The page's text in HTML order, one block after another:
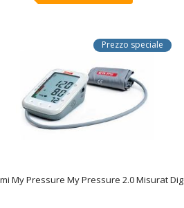
Prezzo speciale
My Pressure My Pressure 2.0 Misurat Dig